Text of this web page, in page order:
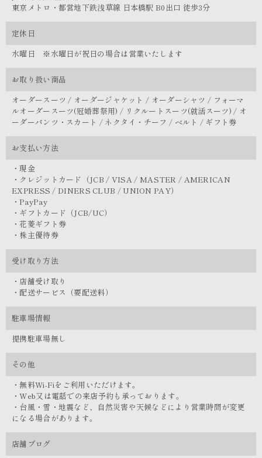
東京メトロ・都営地下鉄浅草線 日本橋駅 B0出口 徒歩3分
定休日
水曜日 ※水曜日が祝日の場合は営業いたします
お取り扱い商品
オーダースーツ / オーダージャケット / オーダーシャツ / フォーマ
ルオーダースーツ(冠婚葬祭用) / リクルートスーツ(就活スーツ) / オ
ーダーパンツ・スカート / ネクタイ・チーフ / ベルト / ギフト券
お支払い方法
・現金
・クレジットカード（JCB / VISA / MASTER / AMERICAN
EXPRESS / DINERS CLUB / UNION PAY）
・PayPay
・ギフトカード（JCB/UC）
・花菱ギフト券
・株主優待券
受け取り方法
・店舗受け取り
・配送サービス（要配送料）
駐車場情報
提携駐車場無し
その他
・無料Wi-Fiをご利用いただけます。
・Web又は電話での来店予約も承っております。
・台風・雪・地震など、自然災害や天候などにより営業時間が変更
になる場合があります。
店舗ブログ